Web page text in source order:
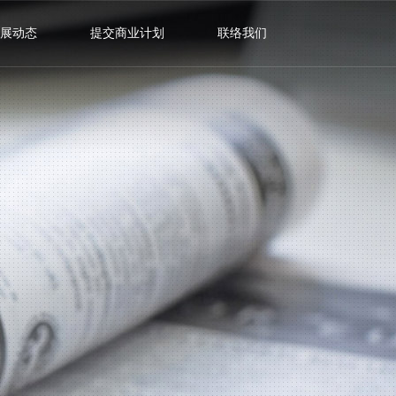
动态 提交商业计划 联络我们